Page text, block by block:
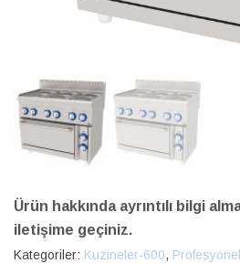
Ürün hakkında ayrıntılı bilgi
iletişime geçiniz.
Kategoriler: Kuzineler-600,